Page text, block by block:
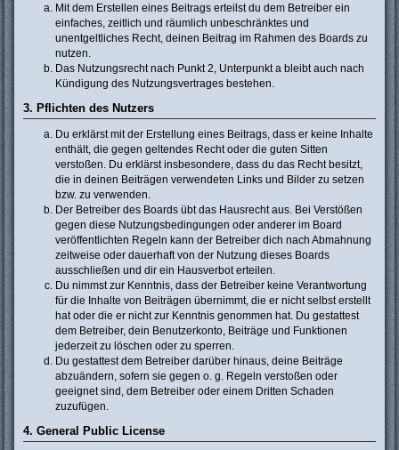
Mit dem Erstellen eines Beitrags erteilst du dem Betreiber ein
einfaches, zeitlich und räumlich unbeschränktes und
unentgeltliches Recht, deinen Beitrag im Rahmen des Boards zu
nutzen.
Das Nutzungsrecht nach Punkt 2, Unterpunkt a bleibt auch nach
Kündigung des Nutzungsvertrages bestehen.
3. Pflichten des Nutzers
Du erklärst mit der Erstellung eines Beitrags, dass er keine Inhalte
enthält, die gegen geltendes Recht oder die guten Sitten
verstoßen. Du erklärst insbesondere, dass du das Recht besitzt,
die in deinen Beiträgen verwendeten Links und Bilder zu setzen
bzw. zu verwenden.
Der Betreiber des Boards übt das Hausrecht aus. Bei Verstößen
gegen diese Nutzungsbedingungen oder anderer im Board
veröffentlichten Regeln kann der Betreiber dich nach Abmahnung
zeitweise oder dauerhaft von der Nutzung dieses Boards
ausschließen und dir ein Hausverbot erteilen.
Du nimmst zur Kenntnis, dass der Betreiber keine Verantwortung
für die Inhalte von Beiträgen übernimmt, die er nicht selbst erstellt
hat oder die er nicht zur Kenntnis genommen hat. Du gestattest
dem Betreiber, dein Benutzerkonto, Beiträge und Funktionen
jederzeit zu löschen oder zu sperren.
Du gestattest dem Betreiber darüber hinaus, deine Beiträge
abzuändern, sofern sie gegen o. g. Regeln verstoßen oder
geeignet sind, dem Betreiber oder einem Dritten Schaden
zuzufügen.
4. General Public License